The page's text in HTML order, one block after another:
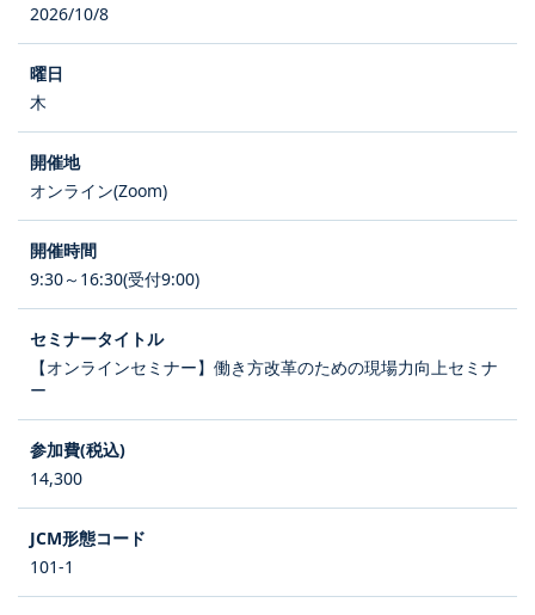
2026/10/8
木
オンライン(Zoom)
9:30～16:30(受付9:00)
【オンラインセミナー】働き方改革のための現場力向上セミナ
ー
14,300
101-1